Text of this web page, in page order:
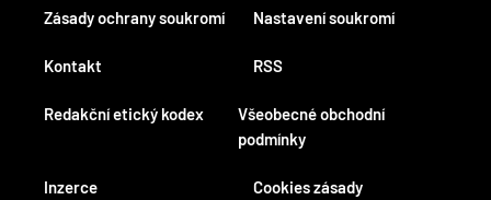
Kontakt
Redakční etický kodex
Inzerce
RSS
Všeobecné obchodní
podmínky
Cookies zásady
Zásady ochrany soukromí Nastavení soukromí